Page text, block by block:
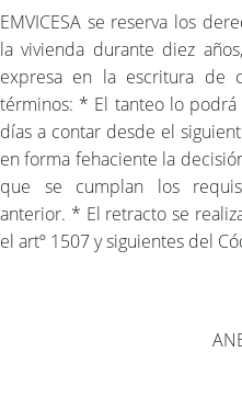
EMVICESA se reserva los
la vivienda durante diez
expresa en la escritura de
términos: * El tanteo lo
días a contar desde el
en forma fehaciente la
que se cumplan los
anterior. * El retracto se
el artº 1507 y siguientes del